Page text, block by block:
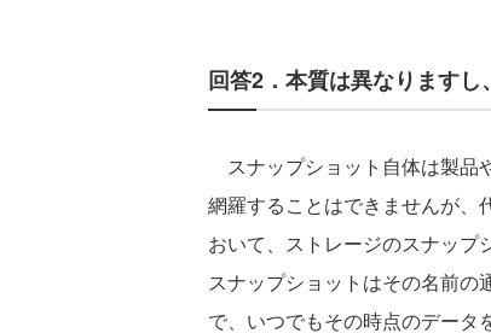
回答2．本質は異なりますし
スナップショット自体は製品
網羅することはできませんが、
おいて、ストレージのスナップ
スナップショットはその名前の
で、いつでもその時点のデータ